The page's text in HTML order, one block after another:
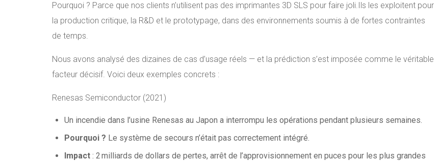
Pourquoi ? Parce que nos clients n’utilisent pas des imprimantes 3D SLS pour faire joli.Ils les exploitent pour
la production critique, la R&D et le prototypage, dans des environnements soumis à de fortes contraintes
de temps.
Nous avons analysé des dizaines de cas d’usage réels — et la prédiction s’est imposée comme le véritable
facteur décisif. Voici deux exemples concrets :
Renesas Semiconductor (2021)
Un incendie dans l’usine Renesas au Japon a interrompu les opérations pendant plusieurs semaines.
Pourquoi ? Le système de secours n’était pas correctement intégré.
Impact : 2 milliards de dollars de pertes, arrêt de l’approvisionnement en puces pour les plus grandes